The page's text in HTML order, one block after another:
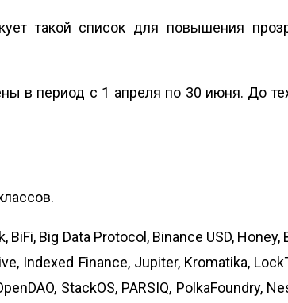
такой список для повышения
в период с 1 апреля по 30 июня. До
Big Data Protocol, Binance USD, Honey,
Indexed Finance, Jupiter, Kromatika,
StackOS, PARSIQ, PolkaFoundry,